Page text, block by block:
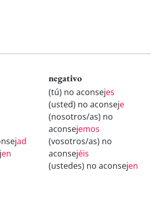
ad
en
negativo
(tú) no aconsejes
(usted) no aconseje
(nosotros/as) no
aconsejemos
(vosotros/as) no
aconsejéis
(ustedes) no aconsejen